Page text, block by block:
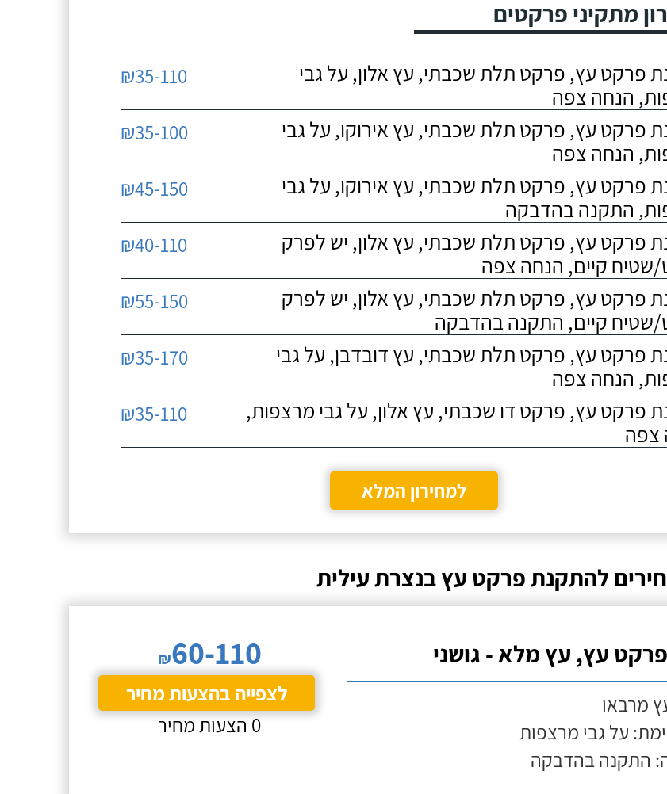
מתקיני פרקטים
פרקט עץ, פרקט תלת שכבתי, עץ אלון, על גבי
הנחה צפה
₪35-110
פרקט עץ, פרקט תלת שכבתי, עץ אירוקו, על גבי
הנחה צפה
₪35-100
פרקט עץ, פרקט תלת שכבתי, עץ אירוקו, על גבי
התקנה בהדבקה
₪45-150
פרקט עץ, פרקט תלת שכבתי, עץ אלון, יש לפרק
שטיח קיים, הנחה צפה
₪40-110
פרקט עץ, פרקט תלת שכבתי, עץ אלון, יש לפרק
שטיח קיים, התקנה בהדבקה
₪55-150
פרקט עץ, פרקט תלת שכבתי, עץ דובדבן, על גבי
הנחה צפה
₪35-170
פרקט עץ, פרקט דו שכבתי, עץ אלון, על גבי מרצפות,
צפה
₪35-110
למחירון המלא
להתקנת פרקט עץ בנצרת עילית
עץ, עץ מלא - גושני
מרבאו
על גבי מרצפות
התקנה בהדבקה
₪60-110
לצפייה בהצעות מחיר
0 הצעות מחיר